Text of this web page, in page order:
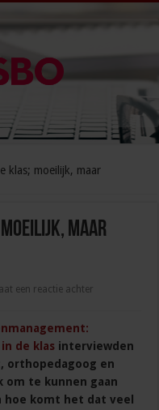
klas; moeilijk, maar
maar
een reactie achter
de klas interviewden
orthopedagoog en
om te kunnen gaan
komt het dat veel